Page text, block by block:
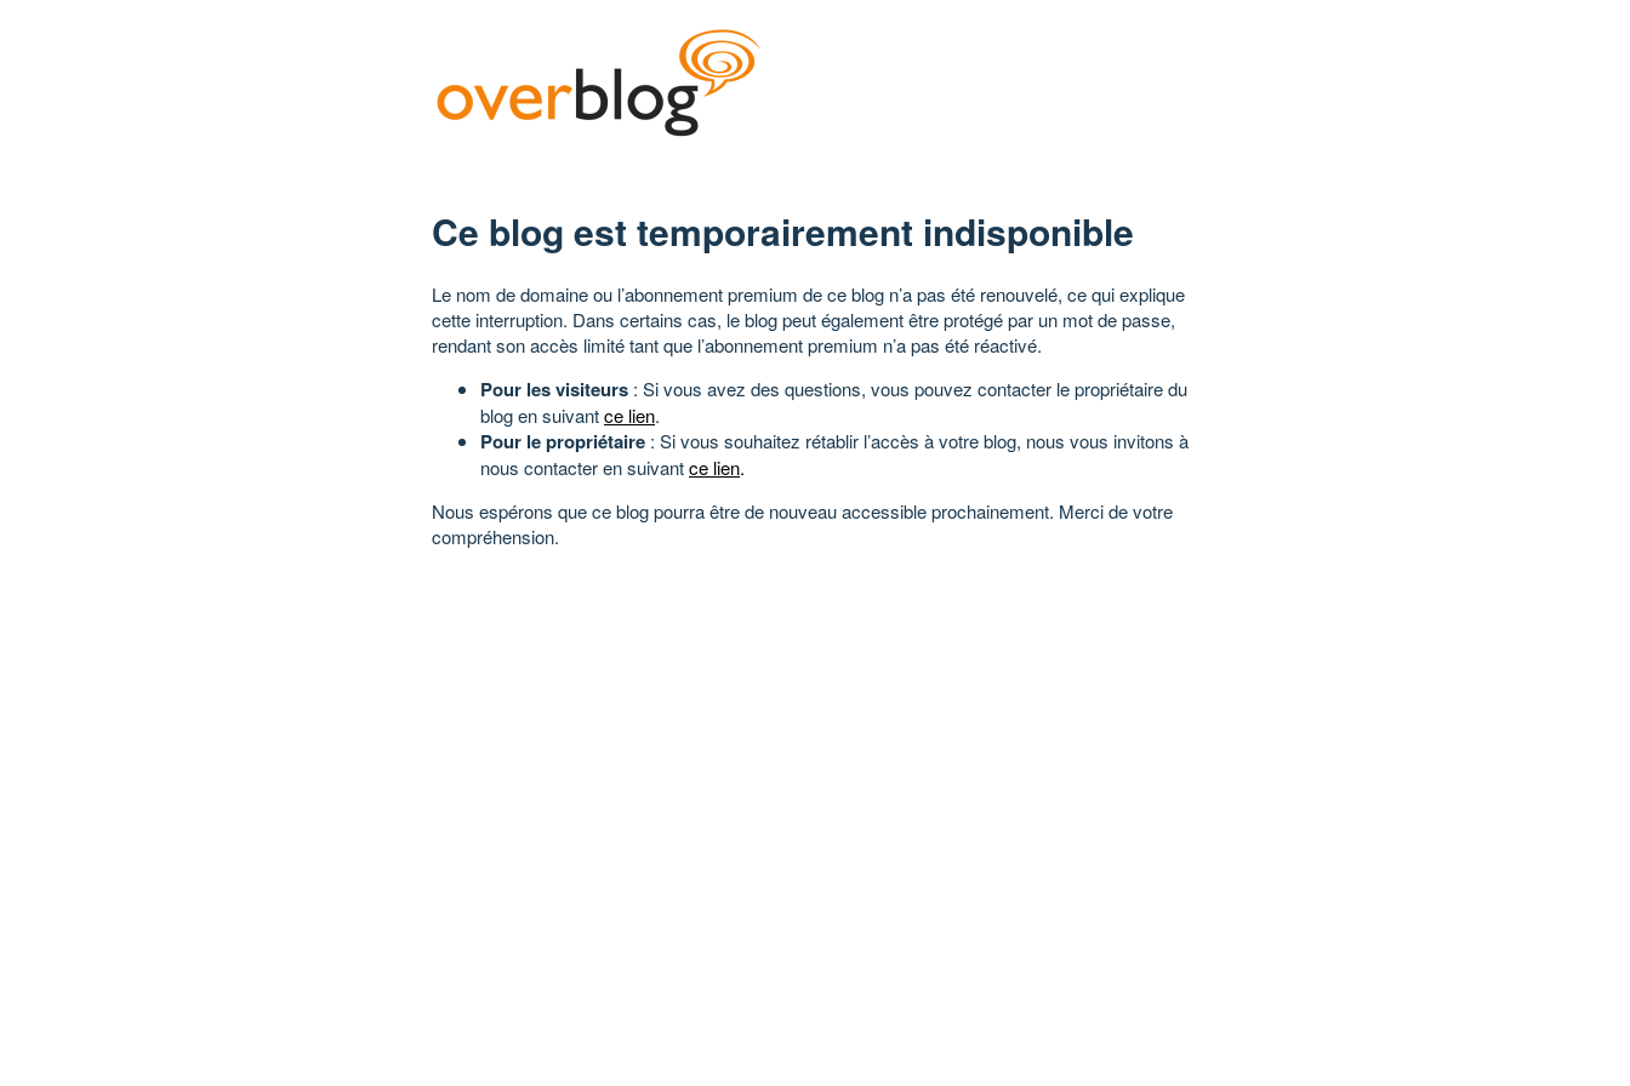
Ce blog est temporairement indisponible
Le nom de domaine ou l’abonnement premium de ce blog n’a pas été renouvelé, ce qui explique
cette interruption. Dans certains cas, le blog peut également être protégé par un mot de passe,
rendant son accès limité tant que l’abonnement premium n’a pas été réactivé.
Pour les visiteurs : Si vous avez des questions, vous pouvez contacter le propriétaire du
blog en suivantce lien.
Pour le propriétaire : Si vous souhaitez rétablir l’accès à votre blog, nous vous invitons à
nous contacter en suivantce lien.
Nous espérons que ce blog pourra être de nouveau accessible prochainement. Merci de votre
compréhension.